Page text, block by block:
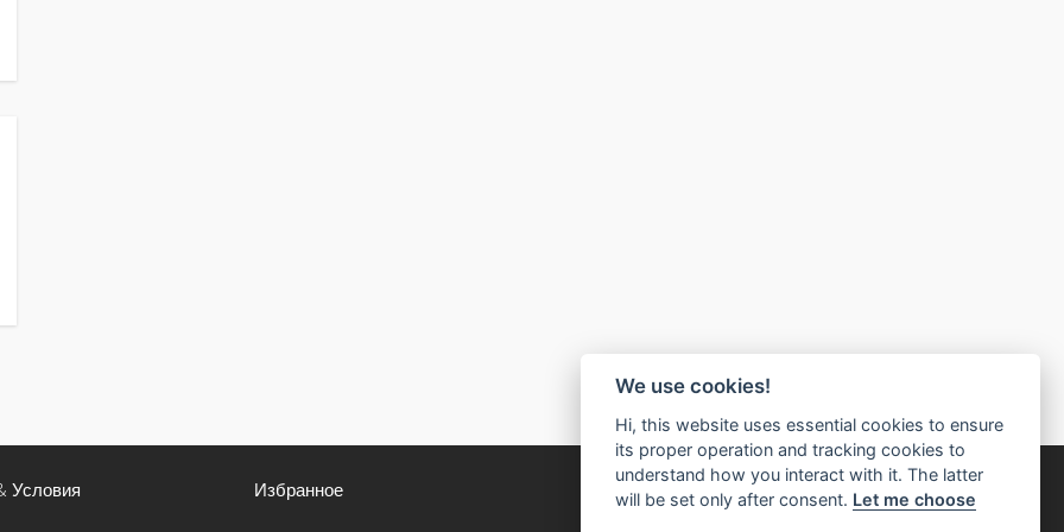
Условия Избранное
We use cookies!
Hi, this website uses essential cookies to ensure
its proper operation and tracking cookies to
understand how you interact with it. The latter
will be set only after consent. Let me choose